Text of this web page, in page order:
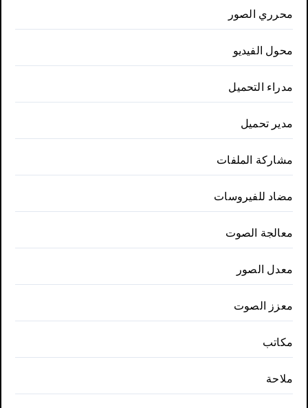
محرري الصور
محول الفيديو
مدراء التحميل
مدير تحميل
مشاركة الملفات
مضاد للفيروسات
معالجة الصوت
معدل الصور
معزز الصوت
مكاتب
ملاحة